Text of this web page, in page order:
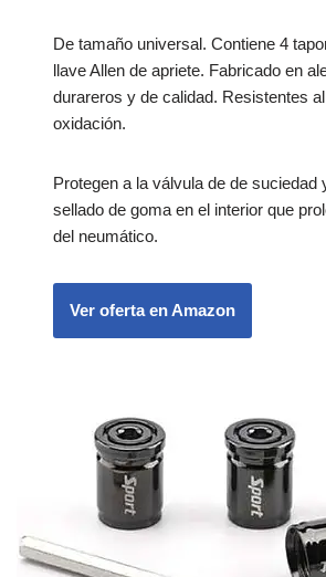
De tamaño universal. Contiene 4
llave Allen de apriete. Fabricado en
durareros y de calidad. Resistentes
oxidación.
Protegen a la válvula de de suciedad
sellado de goma en el interior que
del neumático.
Ver oferta en Amazon